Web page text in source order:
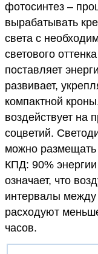
фотосинтез –
вырабатывать
света с
светового
поставляет
развивает,
компактной
воздействует на
соцветий.
можно размещать
КПД: 90%
означает, что
интервалы
расходуют
часов.